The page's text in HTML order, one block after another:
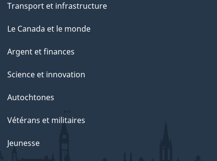
Transport et infrastructure
Le Canada et le monde
Argent et finances
Science et innovation
Autochtones
Vétérans et militaires
Jeunesse